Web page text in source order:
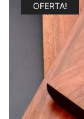
OFERTA!